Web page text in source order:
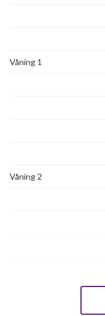
Våning 1
Våning 2